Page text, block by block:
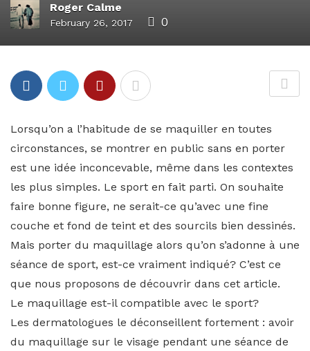
Roger Calme
February 26, 2017 0
Lorsqu’on a l’habitude de se maquiller en toutes
circonstances, se montrer en public sans en porter
est une idée inconcevable, même dans les contextes
les plus simples. Le sport en fait parti. On souhaite
faire bonne figure, ne serait-ce qu’avec une fine
couche et fond de teint et des sourcils bien dessinés.
Mais porter du maquillage alors qu’on s’adonne à une
séance de sport, est-ce vraiment indiqué? C’est ce
que nous proposons de découvrir dans cet article.
Le maquillage est-il compatible avec le sport?
Les dermatologues le déconseillent fortement : avoir
du maquillage sur le visage pendant une séance de